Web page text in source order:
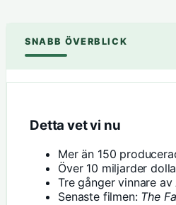
SNABB ÖVERBLICK
Detta vet vi nu
Mer än 150
Över 10 miljarder
Tre gånger vinnare
Senaste filmen: The